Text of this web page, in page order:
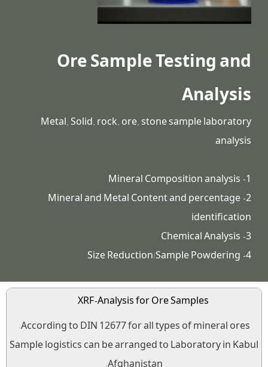
Ore Sample Testing and
Analysis
Metal, Solid, rock, ore, stone sample laboratory
analysis
1- Mineral Composition analysis
2- Mineral and Metal Content and percentage
identification
3- Chemical Analysis
4- Size Reduction/Sample Powdering
XRF-Analysis for Ore Samples
According to DIN 12677 for all types of mineral ores.
Sample logistics can be arranged to Laboratory in Kabul
Afghanistan.